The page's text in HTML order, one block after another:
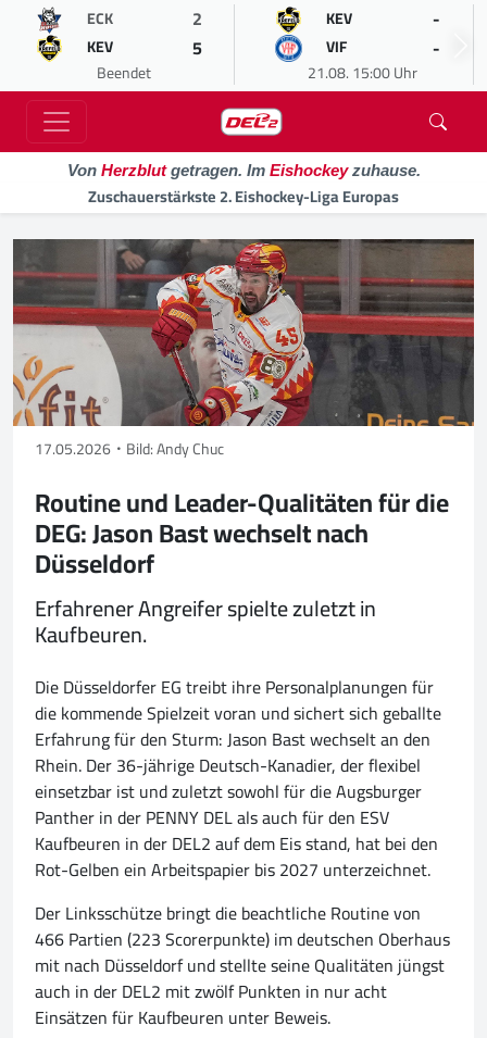
ECK 2
KEV 5
Beendet
KEV -
VIF -
21.08. 15:00 Uhr
Von Herzblutgetragen. Im Eishockeyzuhause.
Zuschauerstärkste 2. Eishockey-Liga Europas
17.05.2026 Bild: Andy Chuc
Routine und Leader-Qualitäten für die
DEG: Jason Bast wechselt nach
Düsseldorf
Erfahrener Angreifer spielte zuletzt in
Kaufbeuren.
Die Düsseldorfer EG treibt ihre Personalplanungen für
die kommende Spielzeit voran und sichert sich geballte
Erfahrung für den Sturm: Jason Bast wechselt an den
Rhein. Der 36-jährige Deutsch-Kanadier, der flexibel
einsetzbar ist und zuletzt sowohl für die Augsburger
Panther in der PENNY DEL als auch für den ESV
Kaufbeuren in der DEL2 auf dem Eis stand, hat bei den
Rot-Gelben ein Arbeitspapier bis 2027 unterzeichnet.
Der Linksschütze bringt die beachtliche Routine von
466 Partien (223 Scorerpunkte) im deutschen Oberhaus
mit nach Düsseldorf und stellte seine Qualitäten jüngst
auch in der DEL2 mit zwölf Punkten in nur acht
Einsätzen für Kaufbeuren unter Beweis.